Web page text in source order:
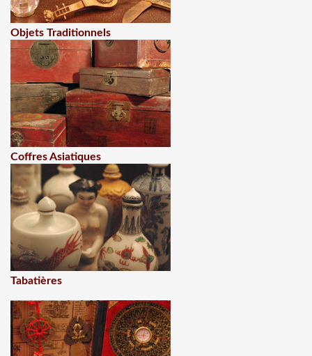
Objets Traditionnels
Coffres Asiatiques
Tabatières